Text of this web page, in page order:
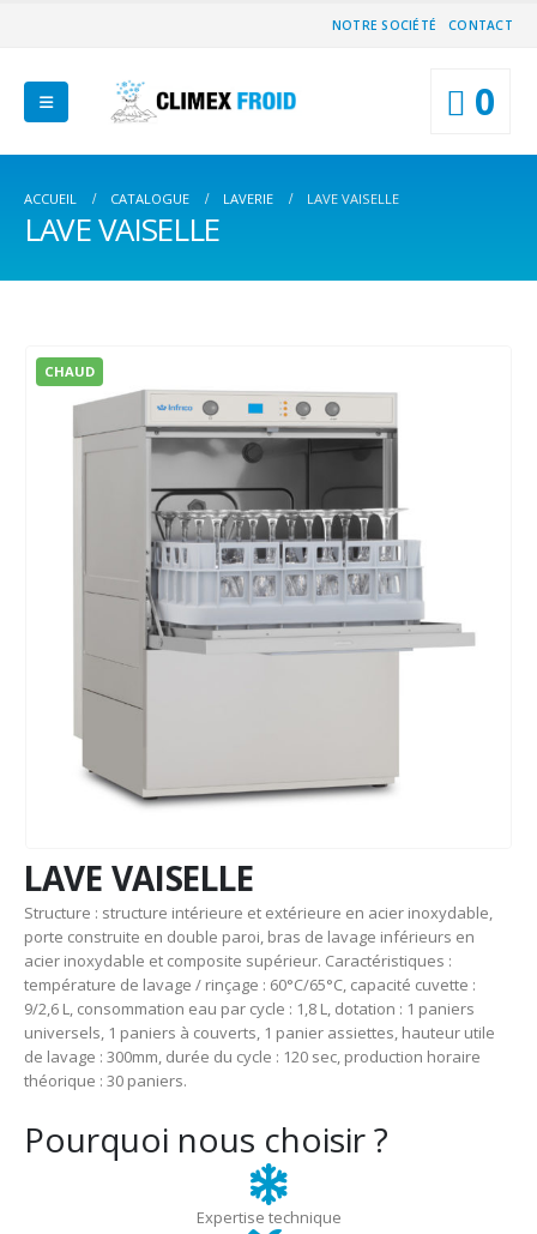
NOTRE SOCIÉTÉ CONTACT
0
ACCUEIL CATALOGUE LAVERIE LAVE VAISELLE
LAVE VAISELLE
CHAUD
LAVE VAISELLE
Structure : structure intérieure et extérieure en acier inoxydable,
porte construite en double paroi, bras de lavage inférieurs en
acier inoxydable et composite supérieur. Caractéristiques :
température de lavage / rinçage : 60°C/65°C, capacité cuvette :
9/2,6 L, consommation eau par cycle : 1,8 L, dotation : 1 paniers
universels, 1 paniers à couverts, 1 panier assiettes, hauteur utile
de lavage : 300mm, durée du cycle : 120 sec, production horaire
théorique : 30 paniers.
Pourquoi nous choisir ?
Expertise technique